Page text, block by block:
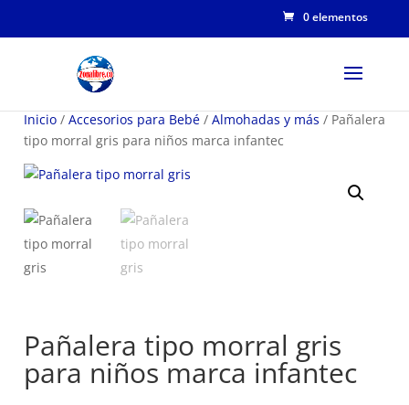
0 elementos
Inicio / Accesorios para Bebé / Almohadas y más / Pañalera
tipo morral gris para niños marca infantec
Pañalera tipo morral gris
para niños marca infantec